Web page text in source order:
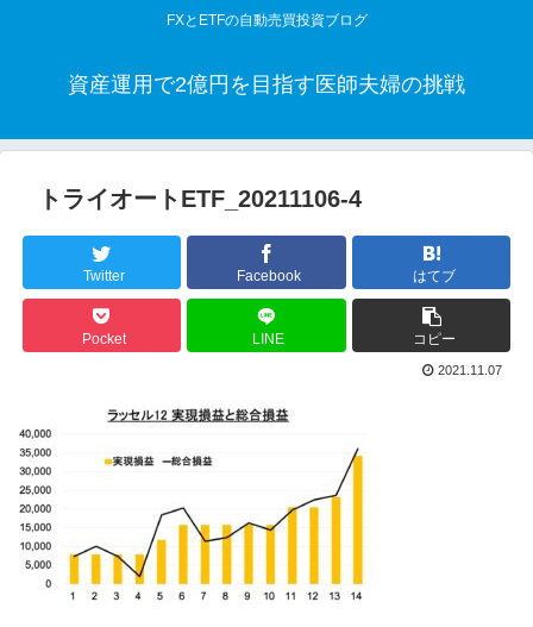
FXとETFの自動売買投資ブログ
資産運用で2億円を目指す医師夫婦の挑戦
トライオートETF_20211106-4
Twitter Facebook はてブ
Pocket LINE コピー
2021.11.07